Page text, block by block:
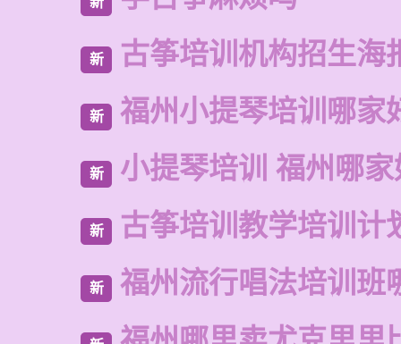
新 古筝培训机构招生海
新 福州小提琴培训哪家
新 小提琴培训 福州哪
新 古筝培训教学培训计
新 福州流行唱法培训班